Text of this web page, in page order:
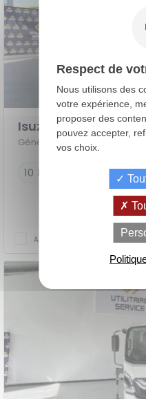
Financement
de
votre
Isuzu M27
Génération 2 EURO VI -
10 km
AJOUTER AU COMPARATEUR
Respect de
Nous utilisons des
votre expérience,
proposer des
pouvez accepter,
vos choix.